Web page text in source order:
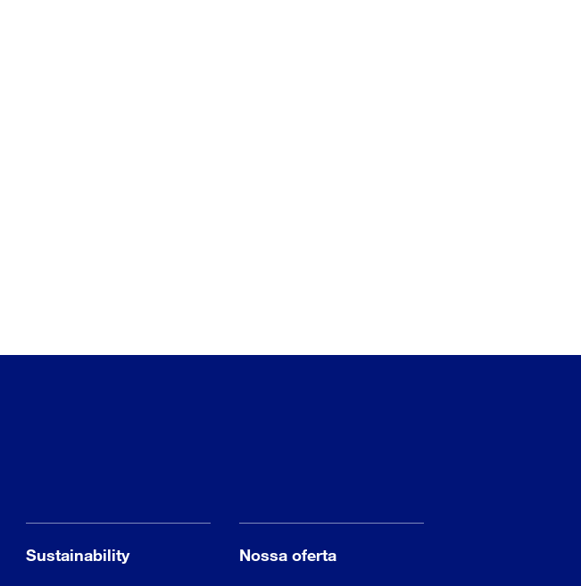
Sustainability Nossa oferta